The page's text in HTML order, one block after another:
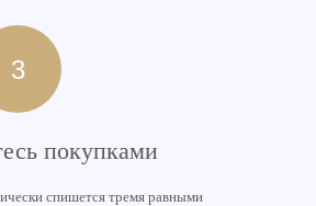
покупками
спишется тремя равными